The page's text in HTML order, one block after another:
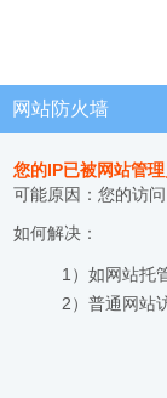
网站防火墙
您的IP已被网站管
可能原因：您的访
如何解决：
1）如网站托
2）普通网站